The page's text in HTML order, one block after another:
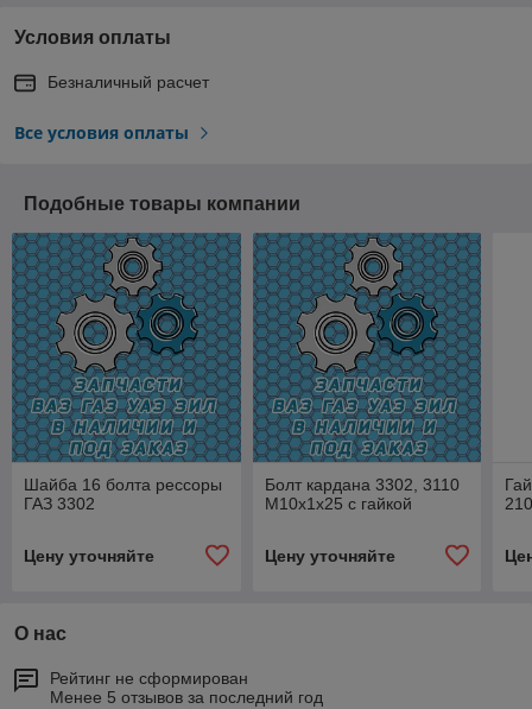
Условия оплаты
Безналичный расчет
Все условия оплаты
Подобные товары компании
Шайба 16 болта рессоры
ГАЗ 3302
Цену уточняйте
Болт кардана 3302, 3110
М10х1х25 с гайкой
Цену уточняйте
О нас
Рейтинг не сформирован
Менее 5 отзывов за последний год